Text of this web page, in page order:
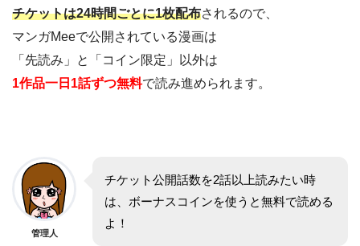
チケットは24時間ごとに1枚配布されるので、
マンガMeeで公開されている漫画は
「先読み」と「コイン限定」以外は
1作品一日1話ずつ無料で読み進められます。
管理人
チケット公開話数を2話以上読みたい時
は、ボーナスコインを使うと無料で読める
よ！